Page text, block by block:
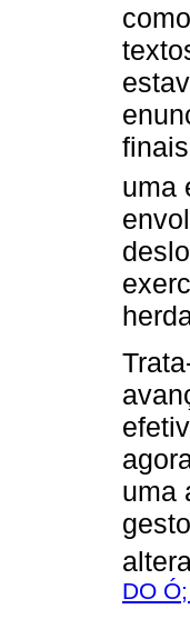
uma
uma
DO